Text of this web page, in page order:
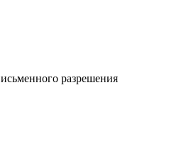
разрешения